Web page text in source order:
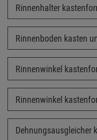
Rinnenhalter
Rinnenboden kasten
Rinnenwinkel
Rinnenwinkel
Dehnungsausgleicher